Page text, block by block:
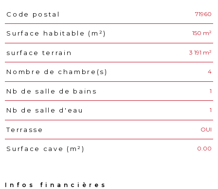
Caractéristiques Valeurs
Code postal 71960
Surface habitable (m²) 150 m²
surface terrain 3 191 m²
Nombre de chambre(s) 4
Nb de salle de bains 1
Nb de salle d'eau 1
Terrasse OUI
Surface cave (m²) 0.00
Infos financières